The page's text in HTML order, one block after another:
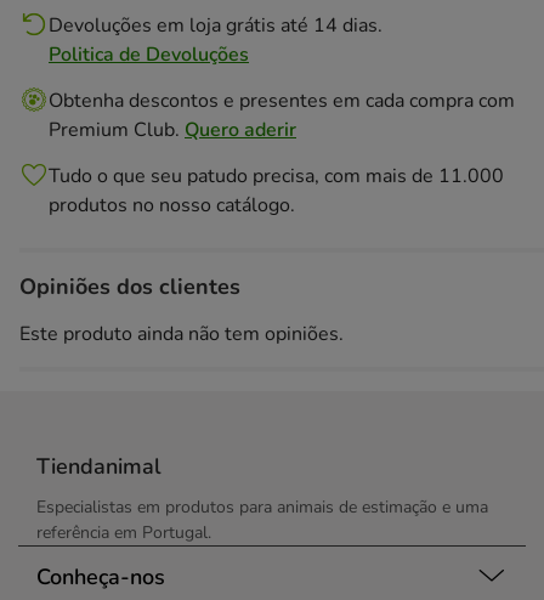
Devoluções em loja grátis até 14 dias.
Politica de Devoluções
Obtenha descontos e presentes em cada compra com
Premium Club. Quero aderir
Tudo o que seu patudo precisa, com mais de 11.000
produtos no nosso catálogo.
Opiniões dos clientes
Este produto ainda não tem opiniões.
Tiendanimal
Especialistas em produtos para animais de estimação e uma
referência em Portugal.
Conheça-nos